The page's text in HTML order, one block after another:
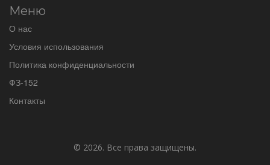
Меню
О нас
Условия использования
Политика конфиденциальности
ФЗ-152
Контакты
© 2026. Все права защищены.